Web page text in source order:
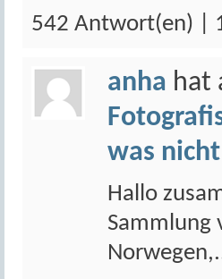
542 Antwort(en) |
anha hat
was
Hallo
Sammlung